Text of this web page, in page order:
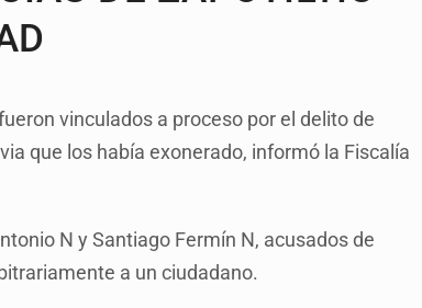
vinculados a proceso por el delito de
que los había exonerado, informó la Fiscalía
N y Santiago Fermín N, acusados de
a un ciudadano.